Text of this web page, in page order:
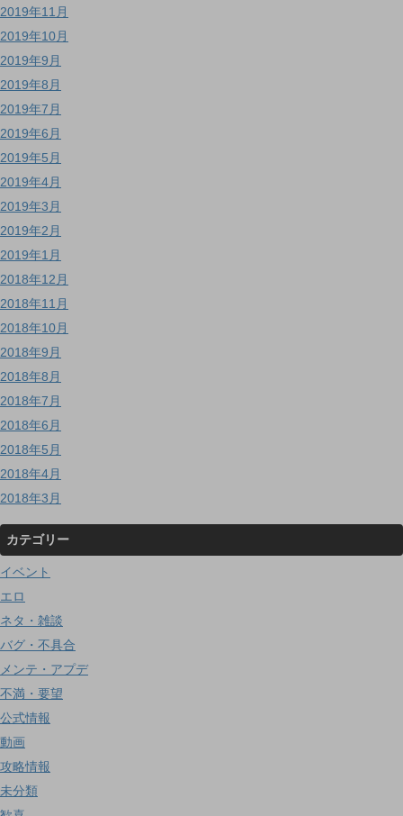
2019年11月
2019年10月
2019年9月
2019年8月
2019年7月
2019年6月
2019年5月
2019年4月
2019年3月
2019年2月
2019年1月
2018年12月
2018年11月
2018年10月
2018年9月
2018年8月
2018年7月
2018年6月
2018年5月
2018年4月
2018年3月
カテゴリー
イベント
エロ
ネタ・雑談
バグ・不具合
メンテ・アプデ
不満・要望
公式情報
動画
攻略情報
未分類